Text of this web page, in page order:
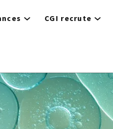
CGI recrute